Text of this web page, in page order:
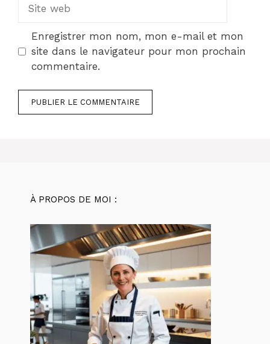
Enregistrer mon nom, mon e-mail et mon
site dans le navigateur pour mon prochain
commentaire.
À PROPOS DE MOI :